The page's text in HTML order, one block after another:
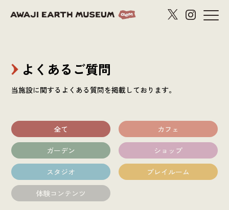
よくあるご質問
当施設に関するよくある質問を掲載しております。
全て カフェ
ガーデン ショップ
スタジオ プレイルーム
体験コンテンツ